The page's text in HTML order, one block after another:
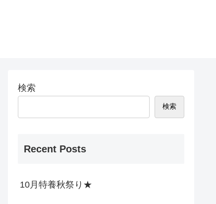
検索
検索
Recent Posts
10月特養秋祭り★